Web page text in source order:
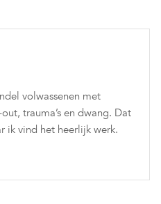
volwassenen met
trauma’s en dwang. Dat
ik vind het heerlijk werk.